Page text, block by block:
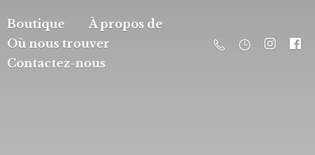
Boutique
À propos de
Où nous trouver
Contactez-nous